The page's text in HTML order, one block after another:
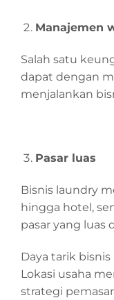
Manajemen
Salah satu
dapat dengan
menjalankan
Pasar luas
Bisnis laundry
hingga hotel,
pasar yang luas
Daya tarik
Lokasi usaha
strategi